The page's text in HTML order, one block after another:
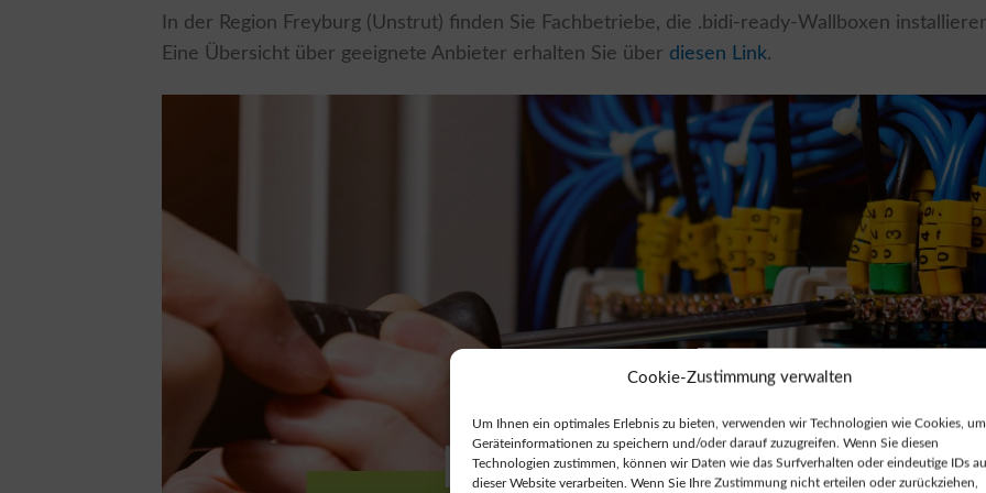
Cookie-Zustimmung verwalten
Um Ihnen ein optimales Erlebnis zu bieten, verwenden wir Technologien wie Cookies, um
Geräteinformationen zu speichern und/oder darauf zuzugreifen. Wenn Sie diesen
Technologien zustimmen, können wir Daten wie das Surfverhalten oder eindeutige IDs
dieser Website verarbeiten. Wenn Sie Ihre Zustimmung nicht erteilen oder zurückziehen,
In der Region Freyburg (Unstrut) finden Sie Fachbetriebe, die .bidi-ready-Wallboxen
Eine Übersicht über geeignete Anbieter erhalten Sie über diesen Link.